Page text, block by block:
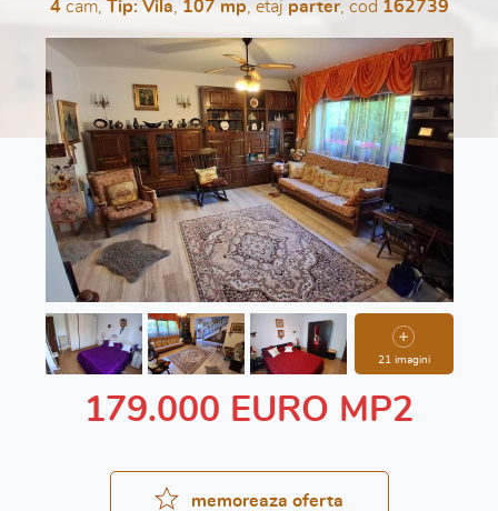
4cam, Tip: Vila 107 mp , etaj parter, cod 162739
21 imagini
179.000 EURO MP2
memoreaza oferta